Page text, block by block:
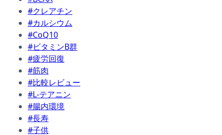
#クレアチン
#カルシウム
#CoQ10
#ビタミンB群
#疲労回復
#筋肉
#比較レビュー
#L-テアニン
#腸内環境
#長寿
#子供